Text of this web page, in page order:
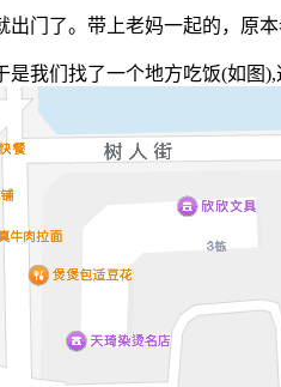
出门了。带上老妈一起的，原
是我们找了一个地方吃饭(如图